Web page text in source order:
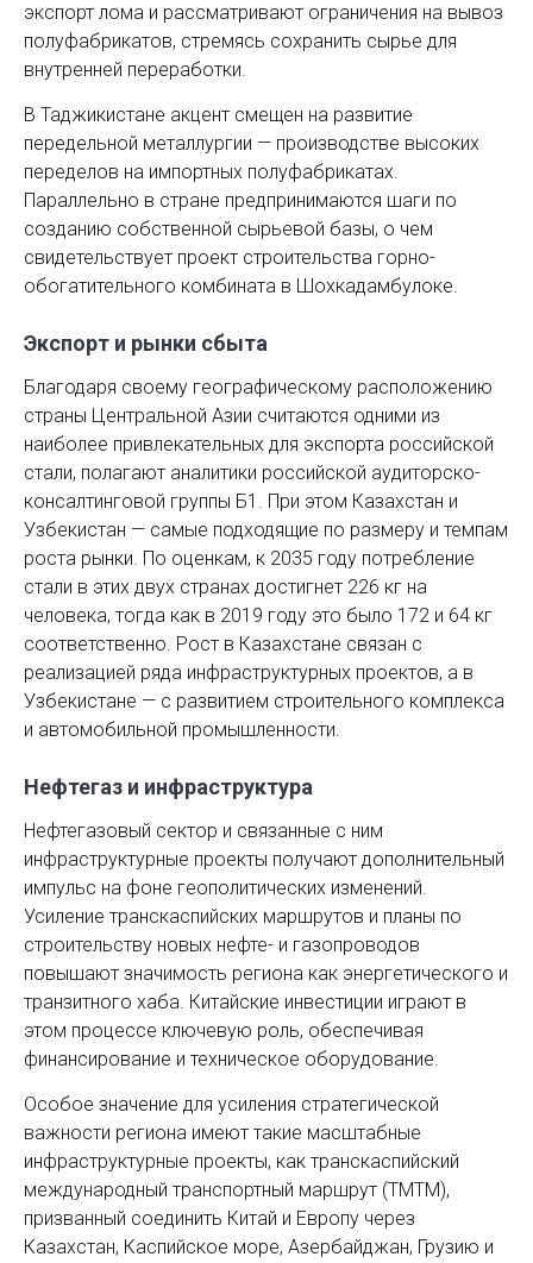
экспорт лома и рассматривают ограничения на вывоз
полуфабрикатов, стремясь сохранить сырье для
внутренней переработки.
В Таджикистане акцент смещен на развитие
передельной металлургии — производстве высоких
переделов на импортных полуфабрикатах.
Параллельно в стране предпринимаются шаги по
созданию собственной сырьевой базы, о чем
свидетельствует проект строительства горно-
обогатительного комбината в Шохкадамбулоке.
Экспорт и рынки сбыта
Благодаря своему географическому расположению
страны Центральной Азии считаются одними из
наиболее привлекательных для экспорта российской
стали, полагают аналитики российской аудиторско-
консалтинговой группы Б1. При этом Казахстан и
Узбекистан — самые подходящие по размеру и темпам
роста рынки. По оценкам, к 2035 году потребление
стали в этих двух странах достигнет 226 кг на
человека, тогда как в 2019 году это было 172 и 64 кг
соответственно. Рост в Казахстане связан с
реализацией ряда инфраструктурных проектов, а в
Узбекистане — с развитием строительного комплекса
и автомобильной промышленности.
Нефтегаз и инфраструктура
Нефтегазовый сектор и связанные с ним
инфраструктурные проекты получают дополнительный
импульс на фоне геополитических изменений.
Усиление транскаспийских маршрутов и планы по
строительству новых нефте- и газопроводов
повышают значимость региона как энергетического и
транзитного хаба. Китайские инвестиции играют в
этом процессе ключевую роль, обеспечивая
финансирование и техническое оборудование.
Особое значение для усиления стратегической
важности региона имеют такие масштабные
инфраструктурные проекты, как транскаспийский
международный транспортный маршрут (ТМТМ),
призванный соединить Китай и Европу через
Казахстан, Каспийское море, Азербайджан, Грузию и